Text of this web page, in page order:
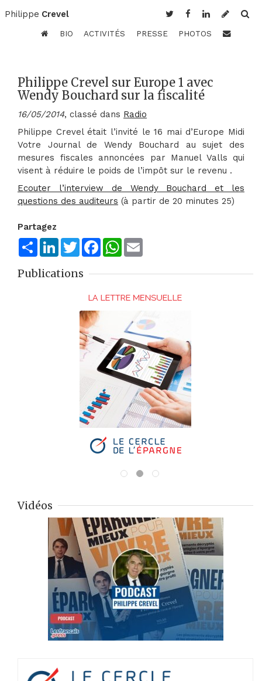
Philippe Crevel
BIO ACTIVITÉS PRESSE PHOTOS
Philippe Crevel sur Europe 1 avec
Wendy Bouchard sur la fiscalité
16/05/2014, classé dans Radio
Philippe Crevel était l’invité le 16 mai d’Europe Midi
Votre Journal de Wendy Bouchard au sujet des
mesures fiscales annoncées par Manuel Valls qui
visent à réduire le poids de l’impôt sur le revenu .
Ecouter l’interview de Wendy Bouchard et les
questions des auditeurs (à partir de 20 minutes 25)
Partagez
ShareLinkedInTwitterFacebookWhatsApp
Publications
Vidéos